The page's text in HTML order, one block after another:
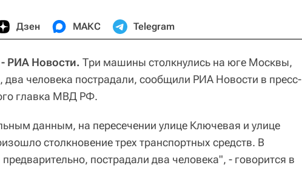
Дзен МАКС Telegram
РИА Новости. Три машины столкнулись на юге Москвы,
два человека пострадали, сообщили РИА Новости в пресс-
главка МВД РФ.
данным, на пересечении улице Ключевая и улице
столкновение трех транспортных средств. В
пострадали два человека", - говорится в